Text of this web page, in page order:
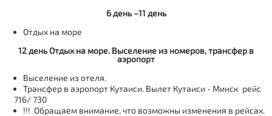
6 день –11 день
Отдых на море
12 день Отдых на море. Выселение из номеров, трансфер в
аэропорт
Выселение из отеля.
Трансфер в аэропорт Кутаиси. Вылет Кутаиси - Минск рейс
716/ 730
!!! Обращаем внимание, что возможны изменения в рейсах.